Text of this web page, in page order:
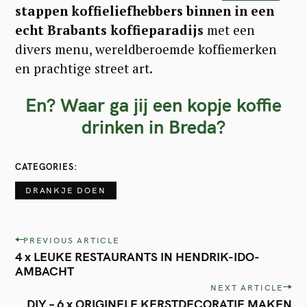
stappen koffieliefhebbers binnen in een
echt Brabants koffieparadijs met een
divers menu, wereldberoemde koffiemerken
en prachtige street art.
En? Waar ga jij een kopje koffie
drinken in Breda?
CATEGORIES
DRANKJE DOEN
P
o
PREVIOUS ARTICLE
4 x LEUKE RESTAURANTS IN HENDRIK-IDO-
AMBACHT
NEXT ARTICLE
DIY – 6 x ORIGINELE KERSTDECORATIE MAKEN